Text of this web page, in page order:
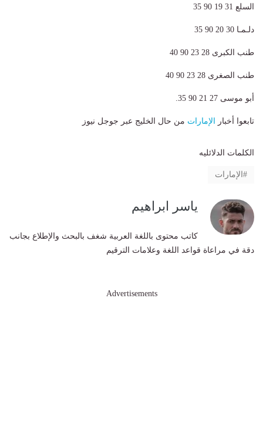
السلع 31 19 90 35
دلـمـا 30 20 90 35
طنب الكبرى 28 23 90 40
طنب الصغرى 28 23 90 40
أبو موسى 27 21 90 35.
تابعوا أخبار الإمارات من حال الخليج عبر جوجل نيوز
الكلمات الدلائليه
الإمارات
ياسر ابراهيم
كاتب محتوى باللغة العربية شغف بالبحث والإطلاع بجانب
دقة في مراعاة قواعد اللغة وعلامات الترقيم
Advertisements